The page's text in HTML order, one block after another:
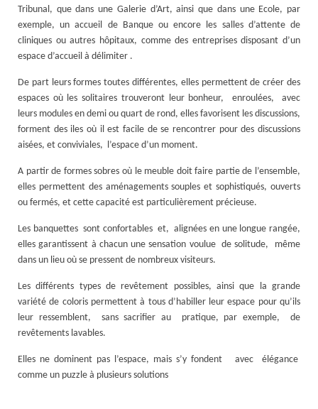
Tribunal, que dans une Galerie d’Art, ainsi que dans une Ecole, par
exemple, un accueil de Banque ou encore les salles d’attente de
cliniques ou autres hôpitaux, comme des entreprises disposant d’un
espace d’accueil à délimiter .
De part leurs formes toutes différentes, elles permettent de créer des
espaces où les solitaires trouveront leur bonheur,
enroulées,
avec
leurs modules en demi ou quart de rond, elles favorisent les discussions,
forment des iles où il est facile de se rencontrer pour des discussions
aisées, et conviviales,
l’espace d’un moment.
A partir de formes sobres où le meuble doit faire partie de l’ensemble,
elles permettent des aménagements souples et sophistiqués, ouverts
ou fermés, et cette capacité est particulièrement précieuse.
Les banquettes sont confortables et, alignées en une longue rangée,
elles garantissent à chacun une sensation voulue de solitude,
même
dans un lieu où se pressent de nombreux visiteurs.
Les différents types de revêtement possibles, ainsi que la grande
variété de coloris permettent à tous d’habiller leur espace pour qu’ils
leur ressemblent,
sans sacrifier au pratique, par exemple,
de
revêtements lavables.
Elles ne dominent pas l’espace, mais s’y fondent avec
élégance
comme un puzzle à plusieurs solutions